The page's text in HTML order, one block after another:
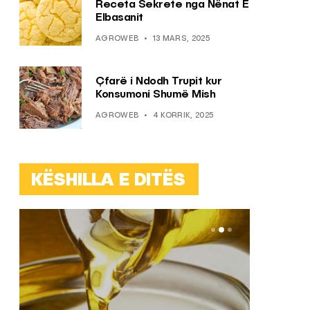
Receta Sekrete nga Nënat E
Elbasanit
AGROWEB 13 MARS, 2025
Çfarë i Ndodh Trupit kur
Konsumoni Shumë Mish
AGROWEB 4 KORRIK, 2025
KËSHILLA E DITËS